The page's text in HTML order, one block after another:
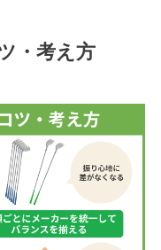
・考え方